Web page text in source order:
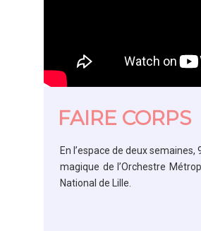
FAIRE CORPS
En l’espace de deux
magique de l’Orchestre
National de Lille.